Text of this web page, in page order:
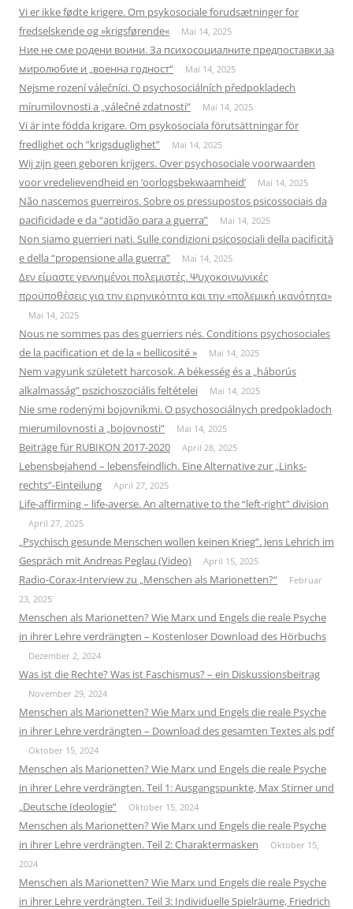
Vi er ikke fødte krigere. Om psykosociale forudsætninger for
fredselskende og »krigsførende«
Mai 14, 2025
Ние не сме родени воини. За психосоциалните предпоставки за
миролюбие и „военна годност“
Mai 14, 2025
Nejsme rození válečníci. O psychosociálních předpokladech
mírumilovnosti a „válečné zdatnosti“
Mai 14, 2025
Vi är inte födda krigare. Om psykosociala förutsättningar för
fredlighet och ”krigsduglighet”
Mai 14, 2025
Wij zijn geen geboren krijgers. Over psychosociale voorwaarden
voor vredelievendheid en ‘oorlogsbekwaamheid’
Mai 14, 2025
Não nascemos guerreiros. Sobre os pressupostos psicossociais da
pacificidade e da “aptidão para a guerra”
Mai 14, 2025
Non siamo guerrieri nati. Sulle condizioni psicosociali della pacificità
e della “propensione alla guerra”
Mai 14, 2025
Δεν είμαστε γεννημένοι πολεμιστές. Ψυχοκοινωνικές
προϋποθέσεις για την ειρηνικότητα και την «πολεμική ικανότητα»
Mai 14, 2025
Nous ne sommes pas des guerriers nés. Conditions psychosociales
de la pacification et de la « bellicosité »
Mai 14, 2025
Nem vagyunk született harcosok. A békesség és a „háborús
alkalmasság” pszichoszociális feltételei
Mai 14, 2025
Nie sme rodenými bojovníkmi. O psychosociálnych predpokladoch
mierumilovnosti a „bojovnosti“
Mai 14, 2025
Beiträge für RUBIKON 2017-2020 April 28, 2025
Lebensbejahend – lebensfeindlich. Eine Alternative zur „Links-
rechts“-Einteilung
April 27, 2025
Life-affirming – life-averse. An alternative to the “left-right” division
April 27, 2025
„Psychisch gesunde Menschen wollen keinen Krieg“. Jens Lehrich im
Gespräch mit Andreas Peglau (Video)
April 15, 2025
Radio-Corax-Interview zu „Menschen als Marionetten?“
Februar
23, 2025
Menschen als Marionetten? Wie Marx und Engels die reale Psyche
in ihrer Lehre verdrängten – Kostenloser Download des Hörbuchs
Dezember 2, 2024
Was ist die Rechte? Was ist Faschismus? – ein Diskussionsbeitrag
November 29, 2024
Menschen als Marionetten? Wie Marx und Engels die reale Psyche
in ihrer Lehre verdrängten – Download des gesamten Textes als pdf
Oktober 15, 2024
Menschen als Marionetten? Wie Marx und Engels die reale Psyche
in ihrer Lehre verdrängten. Teil 1: Ausgangspunkte, Max Stirner und
„Deutsche Ideologie“
Oktober 15, 2024
Menschen als Marionetten? Wie Marx und Engels die reale Psyche
in ihrer Lehre verdrängten. Teil 2: Charaktermasken
Oktober 15,
2024
Menschen als Marionetten? Wie Marx und Engels die reale Psyche
in ihrer Lehre verdrängten. Teil 3: Individuelle Spielräume, Friedrich